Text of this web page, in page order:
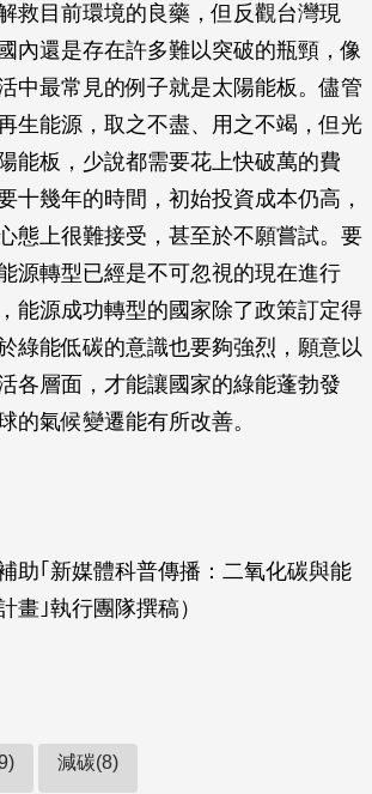
救目前環境的良藥，但反觀台灣現
內還是存在許多難以突破的瓶頸，像
中最常見的例子就是太陽能板。儘管
生能源，取之不盡、用之不竭，但光
能板，少說都需要花上快破萬的費
十幾年的時間，初始投資成本仍高，
態上很難接受，甚至於不願嘗試。要
源轉型已經是不可忽視的現在進行
能源成功轉型的國家除了政策訂定得
綠能低碳的意識也要夠強烈，願意以
各層面，才能讓國家的綠能蓬勃發
的氣候變遷能有所改善。
助｢新媒體科普傳播：二氧化碳與能
畫｣執行團隊撰稿）
減碳(8)